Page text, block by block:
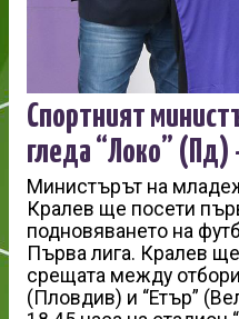
Спортният
гледа “Локо” (Пд)
Министърът на
Кралев ще посети
подновяването на
Първа лига. Кралев
срещата между
(Пловдив) и “Етър”